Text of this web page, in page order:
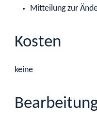
Mitteilung zur
Kosten
keine